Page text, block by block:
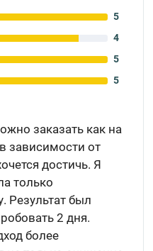
5
4
5
5
заказать как на
зависимости от
достичь. Я
только
Результат был
2 дня.
более